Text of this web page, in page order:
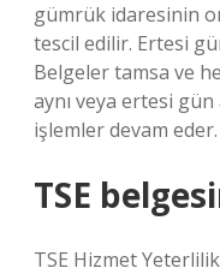
gümrük idaresinin
tescil edilir. Ertesi
Belgeler tamsa ve
aynı veya ertesi
işlemler devam eder.
TSE
TSE Hizmet